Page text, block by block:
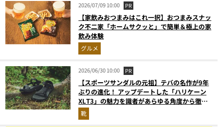
2026/07/09 10:00 PR
【家飲みおつまみはこれ一択】おつまみスナッ
ク不二家「ホームサクッと」で簡単＆極上の家
飲み体験
グルメ
2026/06/30 10:00 PR
【スポーツサンダルの元祖】テバの名作が9年
ぶりの進化！ アップデートした「ハリケーン
XLT3」の魅力を識者があらゆる角度から徹底
解説！
靴